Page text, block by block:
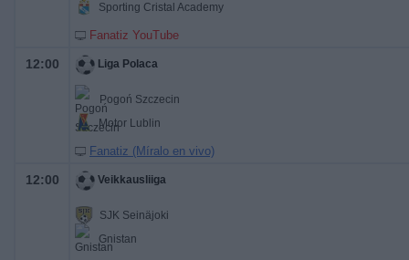
Sporting Cristal Academy
Fanatiz YouTube
12:00 Liga Polaca
Pogoń Szczecin
Motor Lublin
Fanatiz (Míralo en vivo)
12:00 Veikkausliiga
SJK Seinäjoki
Gnistan